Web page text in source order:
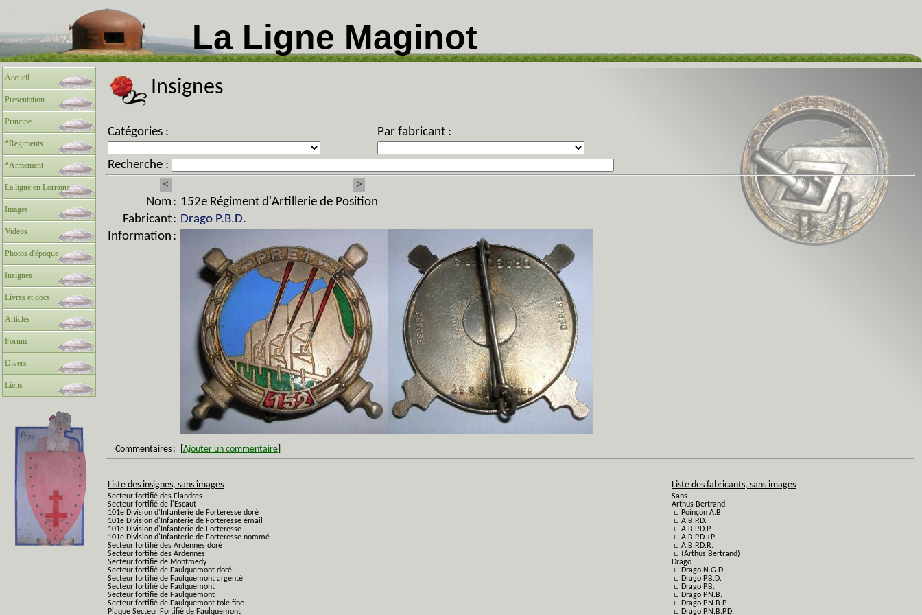
La Ligne Maginot
Accueil
Presentation
Principe
*Regiments
*Armement
La ligne en Lorraine
Images
Videos
Photos d'époque
Insignes
Livres et docs
Articles
Forum
Divers
Liens
Insignes
Catégories : Par fabricant :
Recherche :
<
>
Nom : 152e Régiment d'Artillerie de Position
Fabricant: Drago P.B.D.
Information :
Commentaires : Ajouter un commentaire
Liste des insignes, sans images
Secteur fortifié des Flandres
Secteur fortifié de l'Escaut
101e Division d'Infanterie de Forteresse doré
101e Division d'Infanterie de Forteresse émail
101e Division d'Infanterie de Forteresse
101e Division d'Infanterie de Forteresse nommé
Secteur fortifié des Ardennes doré
Secteur fortifié des Ardennes
Secteur fortifié de Montmedy
Secteur fortifié de Faulquemont doré
Secteur fortifié de Faulquemont argenté
Secteur fortifié de Faulquemont
Secteur fortifié de Faulquemont
Secteur fortifié de Faulquemont tole fine
Plaque Secteur Fortifié de Faulquemont
Liste des fabricants, sans images
Sans
Arthus Bertrand
∟ Poinçon A.B
∟ A.B.P.D.
∟ A.B.P.D.P.
∟ A.B.P.D.+P.
∟ A.B.P.D.R.
∟ (Arthus Bertrand)
Drago
∟ Drago N.G.D.
∟ Drago P.B.D.
∟ Drago P.B.
∟ Drago P.N.B.
∟ Drago P.N.B.P.
∟ Drago P.N.B.P.D.